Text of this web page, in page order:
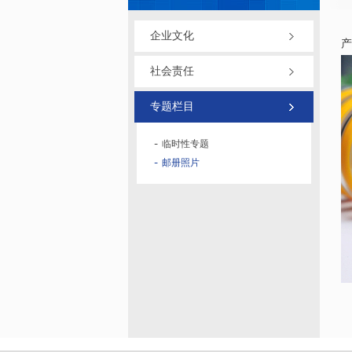
企业文化
社会责任
专题栏目
临时性专题
邮册照片